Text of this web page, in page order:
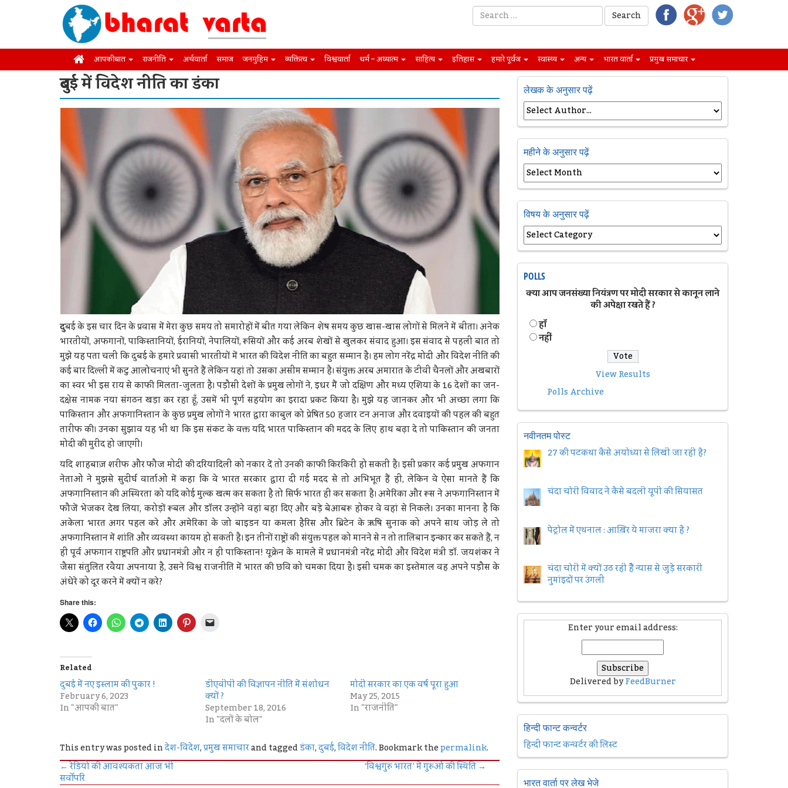
आपकी बात राजनीति अर्थवार्ता समाज जनमुहिम व्यक्तित्व विश्ववार्ता धर्म – अध्यात्म साहित्य इतिहास हमारे पूर्वज स्वास्थ्य अन्य भारत वार्ता प्रमुख समाचार
दुबई में विदेश नीति का डंका
दुबई के इस चार दिन के प्रवास में मेरा कुछ समय तो समारोहों में बीत गया लेकिन शेष समय कुछ खास-खास लोगों से मिलने में बीता। अनेक
भारतीयों, अफगानों, पाकिस्तानियों, ईरानियों, नेपालियों, रूसियों और कई अरब शेखों से खुलकर संवाद हुआ। इस संवाद से पहली बात तो
मुझे यह पता चली कि दुबई के हमारे प्रवासी भारतीयों में भारत की विदेश नीति का बहुत सम्मान है। हम लोग नरेंद्र मोदी और विदेश नीति की
कई बार दिल्ली में कटु आलोचनाएं भी सुनते हैं लेकिन यहां तो उसका असीम सम्मान है। संयुक्त अरब अमारात के टीवी चैनलों और अखबारों
का स्वर भी इस राय से काफी मिलता-जुलता है। पड़ौसी देशों के प्रमुख लोगों ने, इधर मैं जो दक्षिण और मध्य एशिया के 16 देशों का जन-
दक्षेस नामक नया संगठन खड़ा कर रहा हूँ, उसमें भी पूर्ण सहयोग का इरादा प्रकट किया है। मुझे यह जानकर और भी अच्छा लगा कि
पाकिस्तान और अफगानिस्तान के कुछ प्रमुख लोगों ने भारत द्वारा काबुल को प्रेषित 50 हजार टन अनाज और दवाइयों की पहल की बहुत
तारीफ की। उनका सुझाव यह भी था कि इस संकट के वक्त यदि भारत पाकिस्तान की मदद के लिए हाथ बढ़ा दे तो पाकिस्तान की जनता
मोदी की मुरीद हो जाएगी।
यदि शाहबाज़ शरीफ और फौज मोदी की दरियादिली को नकार दें तो उनकी काफी किरकिरी हो सकती है। इसी प्रकार कई प्रमुख अफगान
नेताओं ने मुझसे सुदीर्घ वार्ताओं में कहा कि वे भारत सरकार द्वारा दी गई मदद से तो अभिभूत हैं ही, लेकिन वे ऐसा मानते हैं कि
अफगानिस्तान की अस्थिरता को यदि कोई मुल्क खत्म कर सकता है तो सिर्फ भारत ही कर सकता है। अमेरिका और रूस ने अफगानिस्तान में
फौजें भेजकर देख लिया, करोड़ों रूबल और डाॅलर उन्होंने वहां बहा दिए और बड़े बेआबरू होकर वे वहां से निकले। उनका मानना है कि
अकेला भारत अगर पहल करे और अमेरिका के जो बाइडन या कमला हैरिस और ब्रिटेन के ऋषि सुनाक को अपने साथ जोड़ ले तो
अफगानिस्तान में शांति और व्यवस्था कायम हो सकती है। इन तीनों राष्ट्रों की संयुक्त पहल को मानने से न तो तालिबान इन्कार कर सकते हैं, न
ही पूर्व अफगान राष्ट्रपति और प्रधानमंत्री और न ही पाकिस्तान! यूक्रेन के मामले में प्रधानमंत्री नरेंद्र मोदी और विदेश मंत्री डाॅ. जयशंकर ने
जैसा संतुलित रवैया अपनाया है, उसने विश्व राजनीति में भारत की छवि को चमका दिया है। इसी चमक का इस्तेमाल वह अपने पड़ौस के
अंधेरे को दूर करने में क्यों न करे?
Share this:
Related
दुबई में नए इस्लाम की पुकार !
February 6, 2023
In "आपकी बात"
डीएवीपी की विज्ञापन नीति में संशोधन
क्‍यों ?
September 18, 2016
In "दलों के बोल"
मोदी सरकार का एक वर्ष पूरा हुआ
May 25, 2015
In "राजनीति"
This entry was posted inदेश-विदेश,प्रमुख समाचारand taggedडंका,दुबई,विदेश नीति. Bookmark thepermalink.
←रेडियो की आवश्यकता आज भी
सर्वोपरि
‘विश्वगुरु भारत’ में गुरुओं की स्थिति→
लेखक के अनुसार पढ़ें
महीने के अनुसार पढ़ें
विषय के अनुसार पढ़ें
POLLS
क्या आप जनसंख्या नियंत्रण पर मोदी सरकार से कानून लाने
की अपेक्षा रखते हैं ?
हॉं
नहीं
View Results
Polls Archive
नवीनतम पोस्ट
27 की पटकथा कैसे अयोध्या से लिखी जा रही है?
चंदा चोरी विवाद ने कैसे बदली यूपी की सियासत
पेट्रोल में एथनाल : आख़िर ये माजरा क्या है ?
चंदा चोरी में क्यों उठ रही हैैं न्यास से जुड़े सरकारी
नुमांइदों पर उंगली
Enter your email address:
Delivered byFeedBurner
हिन्दी फान्ट कन्वर्टर
हिन्दी फान्ट कन्वर्टर की लिस्ट
भारत वार्ता पर लेख भेजे